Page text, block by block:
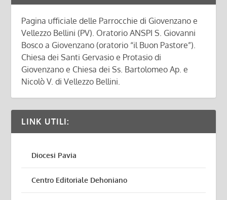
Pagina ufficiale delle Parrocchie di Giovenzano e
Vellezzo Bellini (PV). Oratorio ANSPI S. Giovanni
Bosco a Giovenzano (oratorio “il Buon Pastore”).
Chiesa dei Santi Gervasio e Protasio di
Giovenzano e Chiesa dei Ss. Bartolomeo Ap. e
Nicolò V. di Vellezzo Bellini.
LINK UTILI:
Diocesi Pavia
Centro Editoriale Dehoniano